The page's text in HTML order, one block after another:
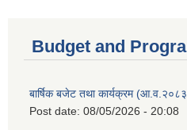
Budget and
बार्षिक बजेट तथा कार्यक्रम
Post date: 08/05/2026 - 20:08